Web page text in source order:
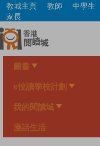
Skip
main
content
教城主頁 教師 中學生
家長
圖書
e悅讀學校計劃
我的閱讀城
漫話生活